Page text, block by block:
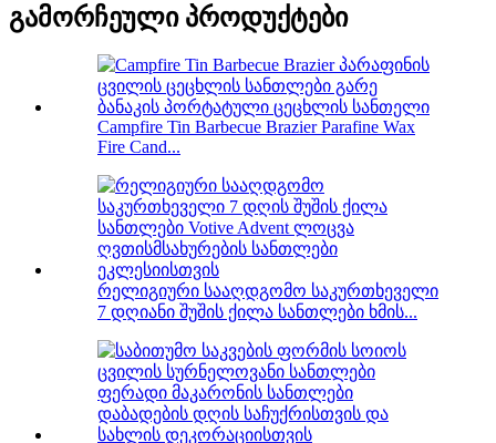
გამორჩეული პროდუქტები
Campfire Tin Barbecue Brazier Parafine Wax
Fire Cand...
რელიგიური სააღდგომო საკურთხეველი
7 დღიანი შუშის ქილა სანთლები ხმის...